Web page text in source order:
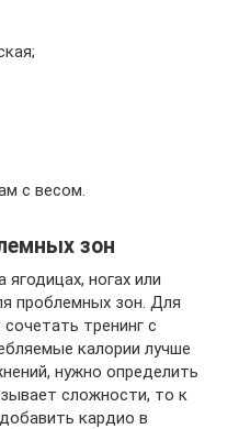
с весом.
зон
ногах или
проблемных зон. Для
тренинг с
калории лучше
нужно определить
сложности, то к
кардио в